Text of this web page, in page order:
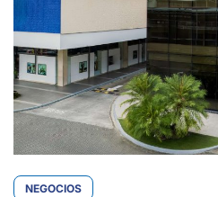
NEGOCIOS